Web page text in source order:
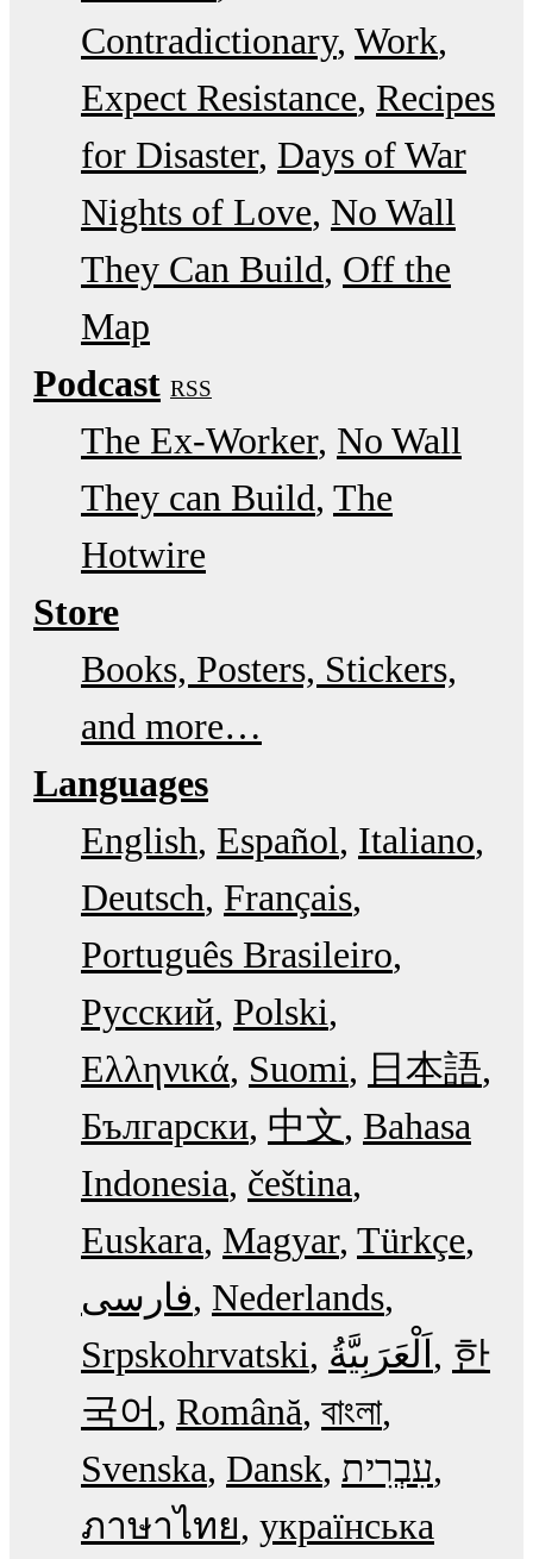
Contradictionary Work
Expect Resistance Recipes
for Disaster Days of War
Nights of Love No Wall
They Can Build Off the
Map
Podcast RSS
The Ex-Worker No Wall
They can Build The
Hotwire
Store
Books, Posters, Stickers,
and more…
Languages
English Español Italiano
Deutsch Français
Português Brasileiro
Русский Polski
Ελληνικά Suomi
日本語
Български 中文 Bahasa
Indonesia čeština
Euskara Magyar Türkçe
فارسی Nederlands
Srpskohrvatski
한
국어
Română বাংলা
Svenska Dansk עִבְרִית
ภาษาไทย українська